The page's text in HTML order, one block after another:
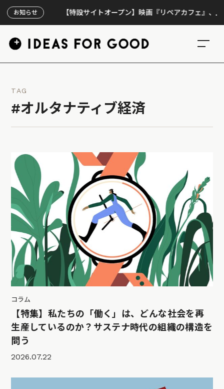
お知らせ【特設サイトオープン】映画『リペアカフェ』、上映300回
TAG
#オルタナティブ経済
コラム
【特集】私たちの「働く」は、どんな社会を再
生産しているのか？サステナ時代の組織の構造を
問う
2026.07.22